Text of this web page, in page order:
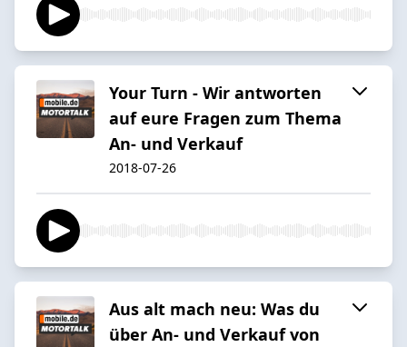
Your Turn - Wir antworten
auf eure Fragen zum Thema
An- und Verkauf
2018-07-26
Aus alt mach neu: Was du
über An- und Verkauf von